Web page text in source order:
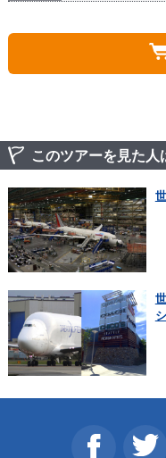
のお客様がいら
分をご返金させ
はウェブサイト
お電話にてご連
このツアーを見た